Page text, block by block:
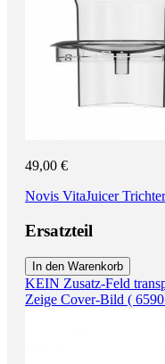
49,00 €
Novis VitaJuicer Trichter
Ersatzteil
In den Warenkorb
KEIN Zusatz-Feld
Zeige Cover-Bild (